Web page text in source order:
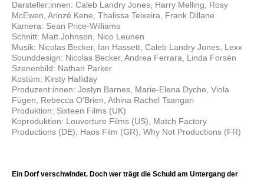
Darsteller:innen: Caleb Landry Jones, Harry Melling, Rosy
McEwen, Arinzé Kene, Thalissa Teixeira, Frank Dillane
Kamera: Sean Price-Williams
Schnitt: Matt Johnson, Nico Leunen
Musik: Nicolas Becker, Ian Hassett, Caleb Landry Jones, Lexx
Sounddesign: Nicolas Becker, Andrea Ferrara, Linda Forsén
Szenenbild: Nathan Parker
Kostüm: Kirsty Halliday
Produzent:innen: Joslyn Barnes, Marie-Elena Dyche, Viola
Fügen, Rebecca O'Brien, Athina Rachel Tsangari
Produktion: Sixteen Films (UK)
Koproduktion: Louverture Films (US), Match Factory
Productions (DE), Haos Film (GR), Why Not Productions (FR)
Ein Dorf verschwindet. Doch wer trägt die Schuld am Untergang der